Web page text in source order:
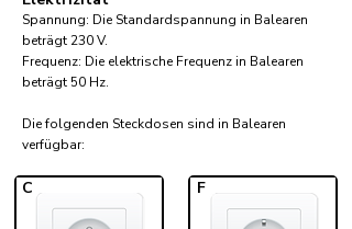
Spannung: Die Standardspannung in Balearen
beträgt 230 V.
Frequenz: Die elektrische Frequenz in Balearen
beträgt 50 Hz.
Die folgenden Steckdosen sind in Balearen
verfügbar:​
C F